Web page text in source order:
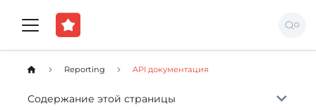
Reporting API документация
Содержание этой страницы